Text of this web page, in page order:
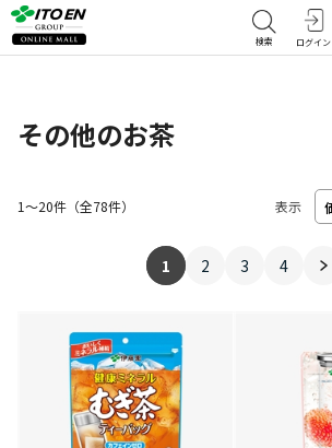
検索 ログイン
その他のお茶
表示
1～20件 （ 78件）
1 2 3 4